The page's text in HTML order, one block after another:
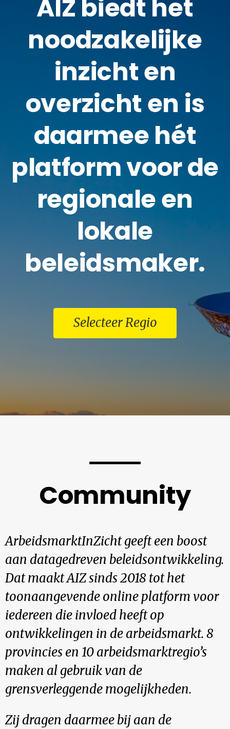
AIZ biedt het
noodzakelijke
inzicht en
overzicht en is
daarmee hét
platform voor de
regionale en
lokale
beleidsmaker.
Selecteer Regio
Community
ArbeidsmarktInZicht geeft een boost
aan datagedreven beleidsontwikkeling.
Dat maakt AIZ sinds 2018 tot het
toonaangevende online platform voor
iedereen die invloed heeft op
ontwikkelingen in de arbeidsmarkt. 8
provincies en 10 arbeidsmarktregio’s
maken al gebruik van de
grensverleggende mogelijkheden.
Zij dragen daarmee bij aan de